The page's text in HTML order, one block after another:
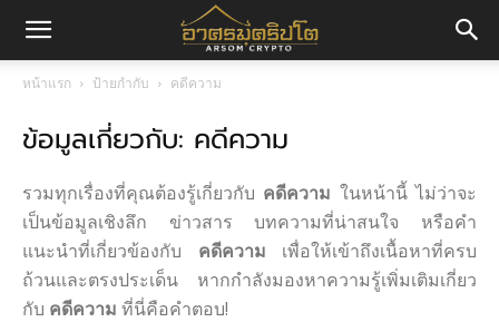
มค
หน้าแรก ป้ายกำกับ คดีความ
ข้อมูลเกี่ยวกับ: คดีความ
รวมทุกเรื่องที่คุณต้องรู้เกี่ยวกับ คดีความ ในหน้านี้ ไม่ว่าจะ
เป็นข้อมูลเชิงลึก ข่าวสาร บทความที่น่าสนใจ หรือคำ
แนะนำที่เกี่ยวข้องกับ คดีความ เพื่อให้เข้าถึงเนื้อหาที่ครบ
ถ้วนและตรงประเด็น หากกำลังมองหาความรู้เพิ่มเติมเกี่ยว
กับ คดีความ ที่นี่คือคำตอบ!